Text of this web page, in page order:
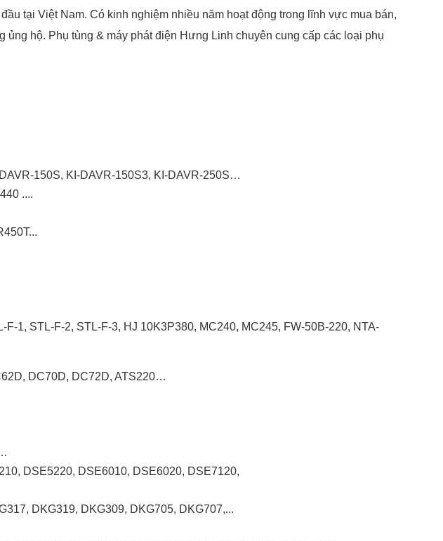
tại Việt Nam. Có kinh nghiệm nhiều năm hoạt động trong lĩnh vực mua bán,
hộ. Phụ tùng & máy phát điện Hưng Linh chuyên cung cấp các loại phụ
150S, KI-DAVR-150S3, KI-DAVR-250S…
....
1, STL-F-2, STL-F-3, HJ 10K3P380, MC240, MC245, FW-50B-220, NTA-
DC70D, DC72D, ATS220…
DSE5220, DSE6010, DSE6020, DSE7120,
DKG319, DKG309, DKG705, DKG707,...